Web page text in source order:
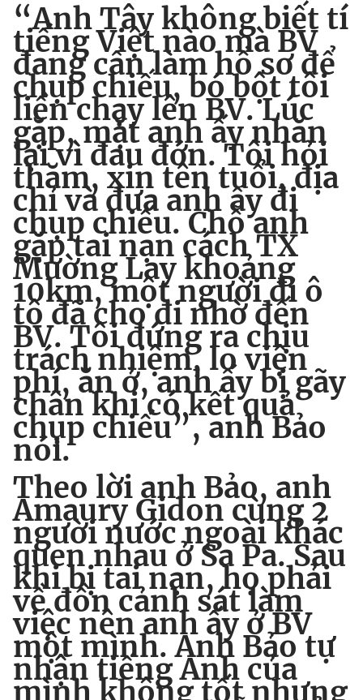
“Anh Tây không biết tí
tiếng Việt nào mà BV
đang cần làm hồ sơ để
chụp chiếu, bó bột tôi
liền chạy lên BV. Lúc
gặp, mặt anh ấy nhăn
lại vì đau đớn. Tôi hỏi
thăm, xin tên tuổi, địa
chỉ và đưa anh ấy đi
chụp chiếu. Chỗ anh
gặp tai nạn cách TX
Mường Lay khoảng
10km, một người đi ô
tô đã cho đi nhờ đến
BV. Tôi đứng ra chịu
trách nhiệm, lo viện
phí, ăn ở, anh ấy bị gãy
chân khi có kết quả
chụp chiếu”, anh Bảo
nói.
Theo lời anh Bảo, anh
Amaury Gidon cùng 2
người nước ngoài khác
quen nhau ở Sa Pa. Sau
khi bị tai nạn, họ phải
về đồn cảnh sát làm
việc nên anh ấy ở BV
một mình. Anh Bảo tự
nhận tiếng Anh của
mình không tốt nhưng